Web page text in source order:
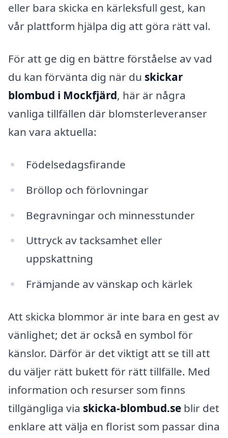
eller bara skicka en kärleksfull gest, kan
vår plattform hjälpa dig att göra rätt val.
För att ge dig en bättre förståelse av vad
du kan förvänta dig när du skickar
blombud i Mockfjärd, här är några
vanliga tillfällen där blomsterleveranser
kan vara aktuella:
Födelsedagsfirande
Bröllop och förlovningar
Begravningar och minnesstunder
Uttryck av tacksamhet eller
uppskattning
Främjande av vänskap och kärlek
Att skicka blommor är inte bara en gest av
vänlighet; det är också en symbol för
känslor. Därför är det viktigt att se till att
du väljer rätt bukett för rätt tillfälle. Med
information och resurser som finns
tillgängliga via skicka-blombud.se blir det
enklare att välja en florist som passar dina